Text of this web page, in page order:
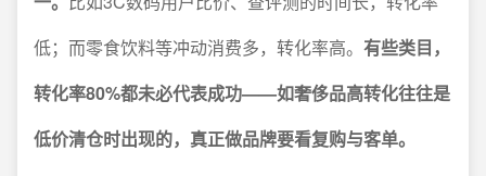
低；而零食饮料等冲动消费多，转化率高。 有些类目，
转化率80%都未必代表成功——如奢侈品高转化往往是
低价清仓时出现的，真正做品牌要看复购与客单。